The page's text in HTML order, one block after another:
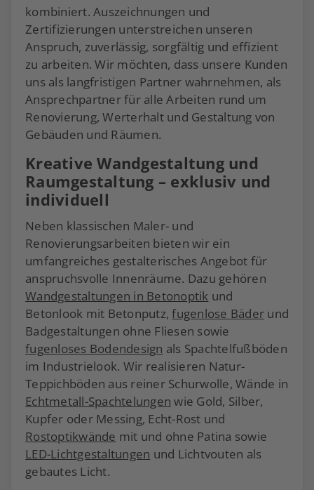
kombiniert. Auszeichnungen und
Zertifizierungen unterstreichen unseren
Anspruch, zuverlässig, sorgfältig und effizient
zu arbeiten.Wir möchten, dass unsere Kunden
uns als langfristigen Partner wahrnehmen, als
Ansprechpartner für alle Arbeiten rund um
Renovierung, Werterhalt und Gestaltung von
Gebäuden und Räumen.
Kreative Wandgestaltung und
Raumgestaltung – exklusiv und
individuell
Neben klassischen Maler- und
Renovierungsarbeiten bieten wir ein
umfangreiches gestalterisches Angebot für
anspruchsvolle Innenräume. Dazu gehören
Wandgestaltungen in Betonoptik und
Betonlook mit Betonputz,fugenlose Bäder und
Badgestaltungen ohne Fliesen sowie
fugenloses Bodendesign als Spachtelfußböden
im Industrielook. Wir realisieren Natur-
Teppichböden aus reiner Schurwolle, Wände in
Echtmetall-Spachtelungen wie Gold, Silber,
Kupfer oder Messing, Echt-Rost und
Rostoptikwände mit und ohne Patina sowie
LED-Lichtgestaltungen und Lichtvouten als
gebautes Licht.